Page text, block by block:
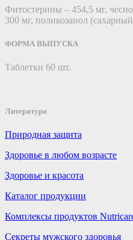
Фитостерины – 454,5 мг,
300 мг, поликозанол
ФОРМА ВЫПУСКА
Таблетки 60 шт.
Литература
Природная защита
Здоровье в любом возрасте
Здоровье и красота
Каталог продукции
Комплексы продуктов
Секреты мужского здоровья